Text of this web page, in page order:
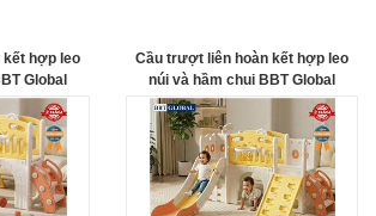
hợp leo
Global
Cầu trượt liên hoàn kết hợp leo
núi và hầm chui BBT Global
BSL413